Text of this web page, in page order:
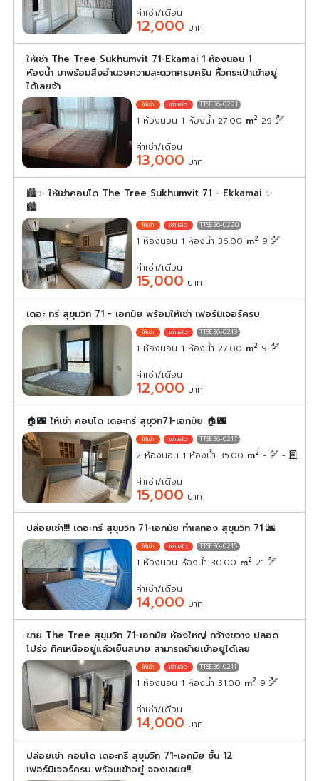
ค่าเช่า/เดือน
12,000 บาท
ให้เช่า The Tree Sukhumvit 71-Ekamai 1 ห้องนอน 1
ห้องน้ำ มาพร้อมสิ่งอำนวยความสะดวกครบครัน หิ้วกระเป๋าเข้าอยู่
ได้เลยจ้า
TTSE36-0221
1 ห้องนอน 1 ห้องน้ำ 27.00 m2 29
ค่าเช่า/เดือน
13,000 บาท
🏙️✨ ให้เช่าคอนโด The Tree Sukhumvit 71 - Ekkamai ✨
🏙️
TTSE36-0220
1 ห้องนอน 1 ห้องน้ำ 36.00 m2 9
ค่าเช่า/เดือน
15,000 บาท
เดอะ ทรี สุขุมวิท 71 - เอกมัย พร้อมให้เช่า เฟอร์นิเจอร์ครบ
TTSE36-0219
1 ห้องนอน 1 ห้องน้ำ 27.00 m2 9
ค่าเช่า/เดือน
12,000 บาท
🏠🌃 ให้เช่า คอนโด เดอะทรี สุขุวิท71-เอกมัย 🏠🌃
TTSE36-0217
2 ห้องนอน 1 ห้องน้ำ 35.00 m2 - -
ค่าเช่า/เดือน
15,000 บาท
ปล่อยเช่า!!! เดอะทรี สุขุมวิท 71-เอกมัย ทำเลทอง สุขุมวิท 71 🌆
TTSE36-0215
1 ห้องนอน ห้องน้ำ 30.00 m2 21
ค่าเช่า/เดือน
14,000 บาท
ขาย The Tree สุขุมวิท 71-เอกมัย ห้องใหญ่ กว้างขวาง ปลอด
โปร่ง ทิศเหนืออยู่แล้วเย็นสบาย สามารถย้ายเข้าอยู่ได้เลย
TTSE36-0211
1 ห้องนอน 1 ห้องน้ำ 31.00 m2 9
ค่าเช่า/เดือน
14,000 บาท
ปล่อยเช่า คอนโด เดอะทรี สุขุมวิท 71-เอกมัย ชั้น 12
เฟอร์นิเจอร์ครบ พร้อมเข้าอยู่ จองเลยย!!